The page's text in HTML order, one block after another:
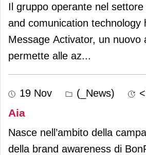
Il gruppo operante nel settore
and comunication technology
Message Activator, un nuovo
permette alle az...
19 Nov (_News)
Aia
Nasce nell’ambito della
della brand awareness di